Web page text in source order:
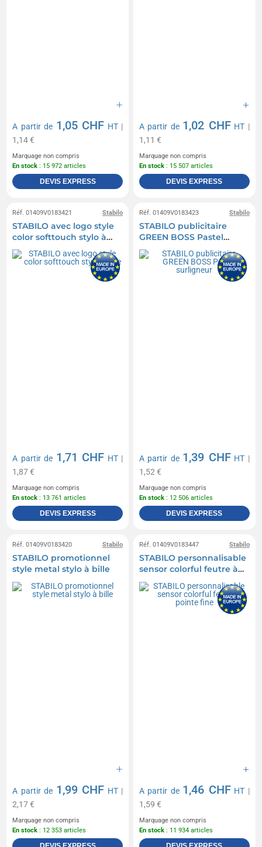
A partir de 1,05 CHF HT|
1,14 €
Marquage non compris
En stock : 15 972 articles
DEVIS EXPRESS
A partir de 1,02 CHF HT |
1,11 €
Marquage non compris
En stock : 15 507 articles
DEVIS EXPRESS
Stabilo
Réf. 01409V0183421
STABILO avec logo style
color softtouch stylo à
bille
A partir de 1,71 CHF HT|
1,87 €
Marquage non compris
En stock : 13 761 articles
DEVIS EXPRESS
Stabilo
Réf. 01409V0183423
STABILO publicitaire
GREEN BOSS Pastel
surligneur
A partir de 1,39 CHF HT |
1,52 €
Marquage non compris
En stock : 12 506 articles
DEVIS EXPRESS
Stabilo
Réf. 01409V0183420
STABILO promotionnel
style metal stylo à bille
A partir de 1,99 CHF HT|
2,17 €
Marquage non compris
En stock : 12 353 articles
Stabilo
Réf. 01409V0183447
STABILO personnalisable
sensor colorful feutre à
pointe fine
A partir de 1,46 CHF HT |
1,59 €
Marquage non compris
En stock : 11 934 articles